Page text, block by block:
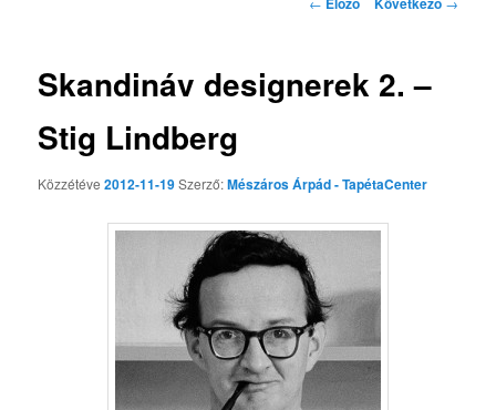
Skandináv designerek 2. –
Stig Lindberg
Közzétéve2012-11-19Szerző:Mészáros Árpád - TapétaCenter